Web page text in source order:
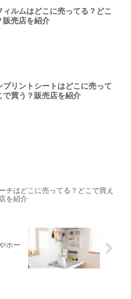
ィルムはどこに売ってる？どこ
販売店を紹介
プリントシートはどこに売って
で買う？販売店を紹介
チはどこに売ってる？どこで買え
を紹介
ホー